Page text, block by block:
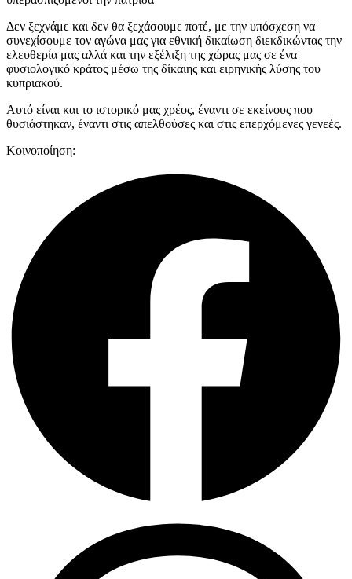
Δεν ξεχνάμε και δεν θα ξεχάσουμε ποτέ, με την υπόσχεση να
συνεχίσουμε τον αγώνα μας για εθνική δικαίωση διεκδικώντας την
ελευθερία μας αλλά και την εξέλιξη της χώρας μας σε ένα
φυσιολογικό κράτος μέσω της δίκαιης και ειρηνικής λύσης του
κυπριακού.
Αυτό είναι και το ιστορικό μας χρέος, έναντι σε εκείνους που
θυσιάστηκαν, έναντι στις απελθούσες και στις επερχόμενες γενεές.
Κοινοποίηση: